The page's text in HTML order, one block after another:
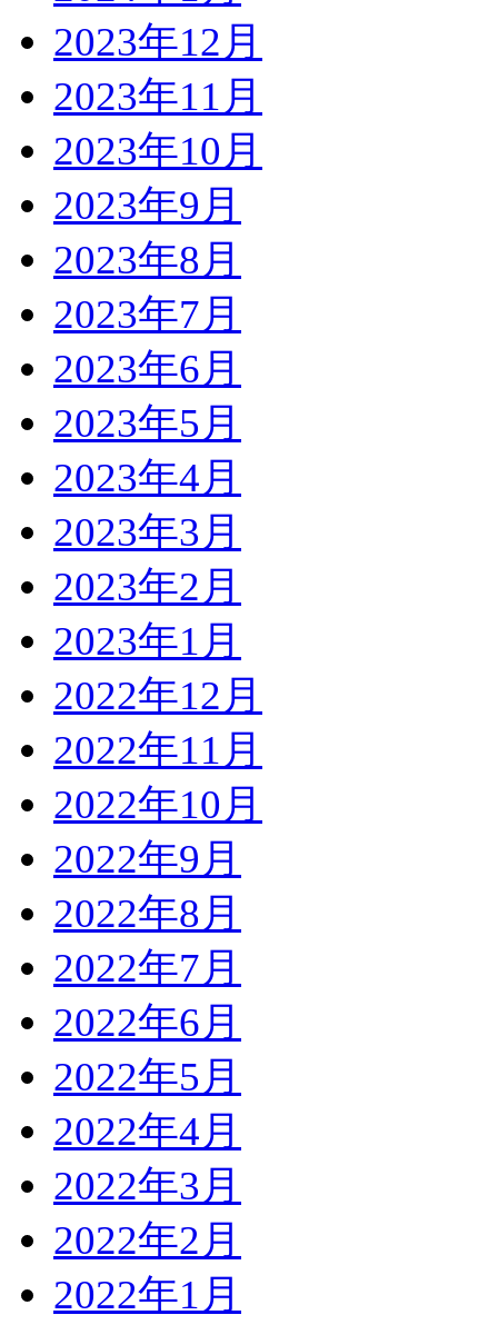
2023年12月
2023年11月
2023年10月
2023年9月
2023年8月
2023年7月
2023年6月
2023年5月
2023年4月
2023年3月
2023年2月
2023年1月
2022年12月
2022年11月
2022年10月
2022年9月
2022年8月
2022年7月
2022年6月
2022年5月
2022年4月
2022年3月
2022年2月
2022年1月